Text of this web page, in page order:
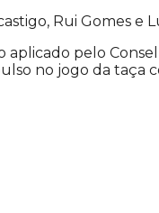
Rui Gomes e
aplicado pelo
no jogo da taça